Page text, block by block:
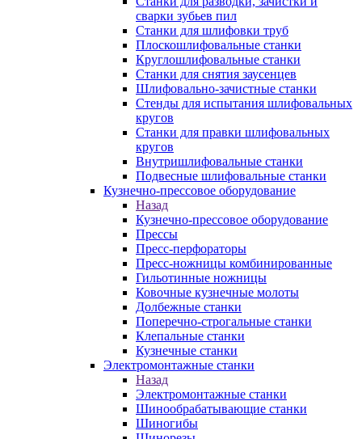
сварки зубьев пил
Станки для шлифовки труб
Плоскошлифовальные станки
Круглошлифовальные станки
Станки для снятия заусенцев
Шлифовально-зачистные станки
Стенды для испытания шлифовальных
кругов
Станки для правки шлифовальных
кругов
Внутришлифовальные станки
Подвесные шлифовальные станки
Кузнечно-прессовое оборудование
Назад
Кузнечно-прессовое оборудование
Прессы
Пресс-перфораторы
Пресс-ножницы комбинированные
Гильотинные ножницы
Ковочные кузнечные молоты
Долбежные станки
Поперечно-строгальные станки
Клепальные станки
Кузнечные станки
Электромонтажные станки
Назад
Электромонтажные станки
Шинообрабатывающие станки
Шиногибы